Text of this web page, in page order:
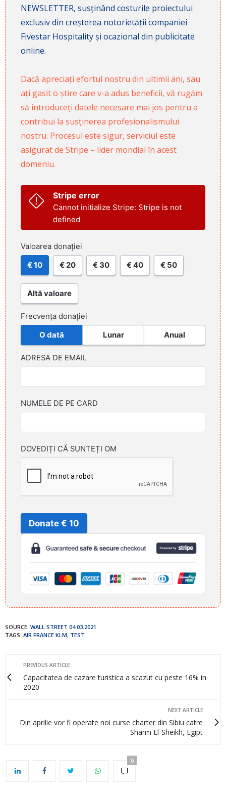
NEWSLETTER, susținând costurile proiectului
exclusiv din creșterea notorietății companiei
Fivestar Hospitality și ocazional din publicitate
online.
Dacă apreciați efortul nostru din ultimii ani, sau
ați gasit o știre care v-a adus beneficii, vă rugăm
să introduceți datele necesare mai jos pentru a
contribui la susținerea profesionalismului
nostru. Procesul este sigur, serviciul este
asigurat de Stripe – lider mondial în acest
domeniu.
Stripe error
Cannot initialize Stripe: Stripe is not
defined
Valoarea donației
€ 10 € 20 € 30 € 40 € 50
Altă valoare
Frecvența donației
O dată Lunar Anual
ADRESA DE EMAIL
NUMELE DE PE CARD
DOVEDIȚI CĂ SUNTEȚI OM
Donate € 10
SOURCE: WALL STREET 04.03.2021
TAGS: AIR FRANCE KLM, TEST
PREVIOUS ARTICLE
Capacitatea de cazare turistica a scazut cu peste 16% in
2020
NEXT ARTICLE
Din aprilie vor fi operate noi curse charter din Sibiu catre
Sharm El-Sheikh, Egipt
0